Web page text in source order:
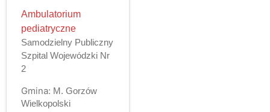
Ambulatorium
pediatryczne
Samodzielny Publiczny
Szpital Wojewódzki Nr
2
Gmina: M. Gorzów
Wielkopolski